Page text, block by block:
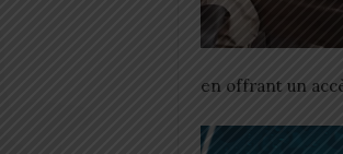
en offrant un